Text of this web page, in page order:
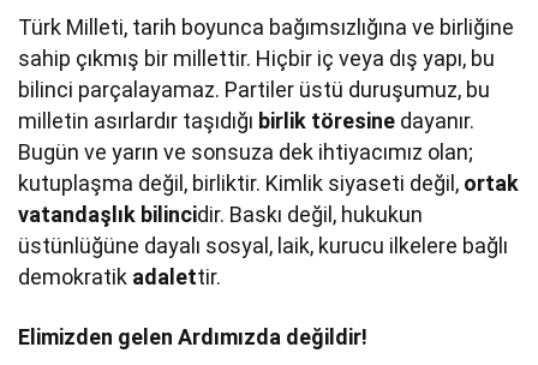
Türk Milleti, tarih boyunca bağımsızlığına ve birliğine
sahip çıkmış bir millettir. Hiçbir iç veya dış yapı, bu
bilinci parçalayamaz. Partiler üstü duruşumuz, bu
milletin asırlardır taşıdığı birlik töresine dayanır.
Bugün ve yarın ve sonsuza dek ihtiyacımız olan;
kutuplaşma değil, birliktir. Kimlik siyaseti değil, ortak
vatandaşlık bilincidir. Baskı değil, hukukun
üstünlüğüne dayalı sosyal, laik, kurucu ilkelere bağlı
demokratik adalettir.
Elimizden gelen Ardımızda değildir!